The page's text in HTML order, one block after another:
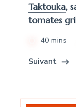
Taktouka,
tomates
40 mins
Suivant